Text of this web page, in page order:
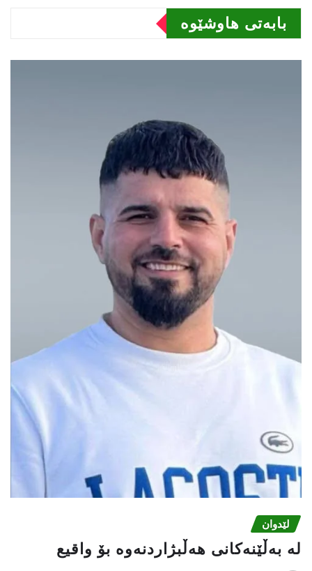
بابەتى هاوشێوە
لێدوان
لە بەڵێنەکانی هەڵبژاردنەوە بۆ واقیع